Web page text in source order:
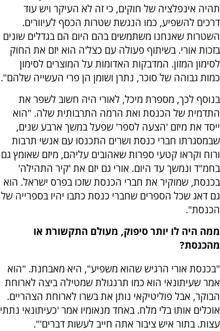
תהיה אינפלציה של חוקים, כי זה לא העיקר ויש עוד
דרכים להשפיע, כמו הנגשת שטרות הכסף לעיוורים.
השטרות שאנחנו משתמשים בהם היום הם בגדלים שונים
בזכות אורי. בשיתוף פעולה עם כצל'ה הוא יזם את החוק
לסימון המזון. המדבקות האדומות על המוצרים לסימון
כמות גבוהה של סוכר, נתרן ושומן הן פרי העשייה שלהם".
בנוסף לכך, מספרת מיכל, לאורי היה חשוב לשפר את
התדמית של הכנסת ואת הרמה התרבותית שלה. "הוא
ייסד את מיזם 'הצעה לספר' שפעל במשך ארבע שנים,
שבמסגרתו חברי כנסת ושרים התכנסו עם אנשי תרבות
ורוח וקראו קטעי ספרות שאהובים עליהם, מיזם שאומץ גם
בחמ"ד ונמשך עד היום. אורי גם יזם את 'קיר התהילה'
בכנסת, שמוקיר את חברי הכנסת שזכו בפרס ישראל. הוא
גם דאג שכל הספרים שחברי כנסת כתבו יהיו בספרייה של
הכנסת".
ממה היה לו יותר סיפוק, מעולם התקשורת או
מהכנסת?
"בכנסת אורי הרגיש שהוא משפיע", היא מאבחנת. "הוא
אמר שעיתונאי הוא כמו תרנגולת שמטילה ביצה לארוחת
הבוקר, אבל פוליטיקאי נותן את בשרו לארוחת הצהריים.
אוכלים אותו בלי מלח. באחד מנאומיו אמר 'כעיתונאי נתתי
עצות. בתור איש ציבור אתה חייב לעשות דברים'".